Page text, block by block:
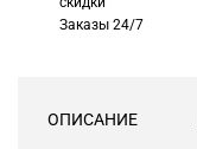
Заказы 24/7
ОПИСАНИЕ